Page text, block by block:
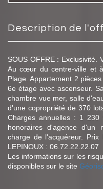
description de
SOUS OFFRE : Exclusivité.
Au cœur du centre-ville et
Plage. Appartement 2
6e étage avec ascenseur.
chambre vue mer, salle
d'une copropriété de 370
Charges annuelles : 1
honoraires d'agence
charge de l'acquéreur.
LEPINOUX : 06.72.22.22.07
Les informations sur les
disponibles sur le site